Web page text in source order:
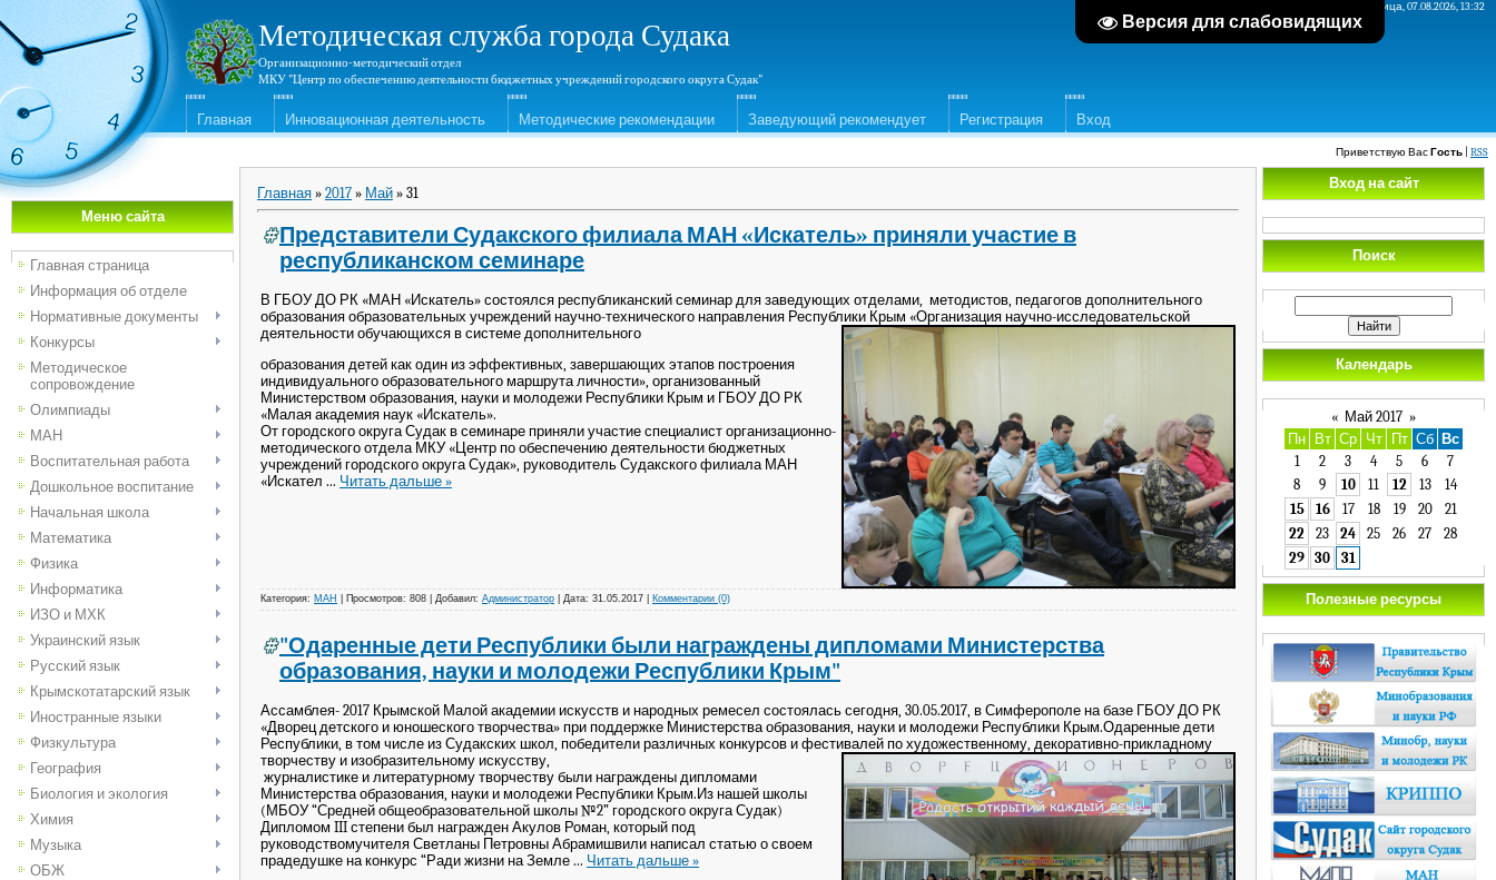
Версия для слабовидящих
Пятница, 07.08.2026, 13:32
Методическая служба города Судака
Организационно-методический отдел
МКУ "Центр по обеспечению деятельности бюджетных учреждений городского округа Судак"
Главная Инновационная деятельность Методические рекомендации Заведующий рекомендует Регистрация Вход
Приветствую ВасГость RSS
Меню сайта
Главная страница
Информация об отделе
Нормативные документы
Конкурсы
Методическое
сопровождение
Олимпиады
МАН
Воспитательная работа
Дошкольное воспитание
Начальная школа
Математика
Физика
Информатика
ИЗО и МХК
Украинский язык
Русский язык
Крымскотатарский язык
Иностранные языки
Физкультура
География
Биология и экология
Химия
Музыка
ОБЖ
Главная » 2017 » Май » 31
Представители Судакского филиала МАН «Искатель» приняли участие в
республиканском семинаре
В ГБОУ ДО РК «МАН «Искатель» состоялся республиканский семинар для заведующих отделами, методистов, педагогов дополнительного
образования образовательных учреждений научно-технического направления Республики Крым «Организация научно-исследовательской
деятельности обучающихся в системе дополнительного
образования детей как один из эффективных, завершающих этапов построения
индивидуального образовательного маршрута личности», организованный
Министерством образования, науки и молодежи Республики Крым и ГБОУ ДО РК
«Малая академия наук «Искатель».
От городского округа Судак в семинаре приняли участие специалист организационно-
методического отдела МКУ «Центр по обеспечению деятельности бюджетных
учреждений городского округа Судак», руководитель Судакского филиала МАН
«Искател ... Читать дальше »
Категория: МАН Просмотров: 808 Добавил: Администратор Дата: 31.05.2017 Комментарии (0)
"Одаренные дети Республики были награждены дипломами Министерства
образования, науки и молодежи Республики Крым"
Ассамблея- 2017 Крымской Малой академии искусств и народных ремесел состоялась сегодня, 30.05.2017, в Симферополе на базе ГБОУ ДО РК
«Дворец детского и юношеского творчества» при поддержке Министерства образования, науки и молодежи Республики Крым.Одаренные дети
Республики, в том числе из Судакских школ, победители различных конкурсов и фестивалей по художественному, декоративно-прикладному
творчеству и изобразительному искусству,
журналистике и литературному творчеству были награждены дипломами
Министерства образования, науки и молодежи Республики Крым.Из нашей школы
(МБОУ “Средней общеобразовательной школы №2” городского округа Судак)
Дипломом III степени был награжден Акулов Роман, который под
руководствомучителя Светланы Петровны Абрамишвили написал статью о своем
прадедушке на конкурс “Ради жизни на Земле ... Читать дальше »
Вход на сайт
Поиск
Календарь
« Май 2017 »
Пн
Вт Ср Чт Пт Сб Вс
1
2 3 4 5 6
7
8
9 10 11 12 13
14
15
16 17 18 19 20
21
22
23 24 25 26 27
28
29 30 31
Полезные ресурсы